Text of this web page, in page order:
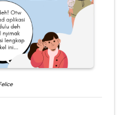
Temukan Kemudahan dalam Satu Aplikasi
Mana yang Kamu Suka?
Tetap Aman dan Nyaman
Alamnya Bikin Terpesona